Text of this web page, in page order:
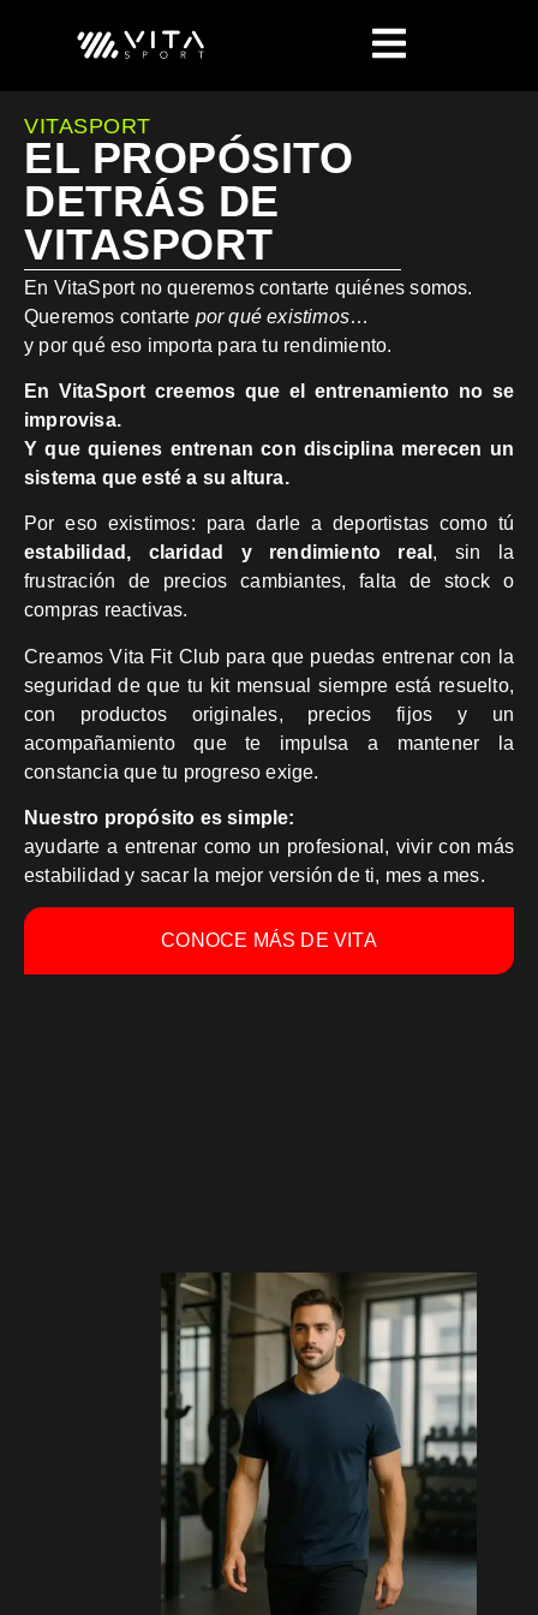
VITASPORT
EL PROPÓSITO
DETRÁS DE
VITASPORT
En VitaSport no queremos contarte quiénes somos.
Queremos contarte por qué existimos…
y por qué eso importa para tu rendimiento.
En VitaSport creemos que el entrenamiento no se
improvisa.
Y que quienes entrenan con disciplina merecen un
sistema que esté a su altura.
Por eso existimos: para darle a deportistas como tú
estabilidad, claridad y rendimiento real , sin la
frustración de precios cambiantes, falta de stock o
compras reactivas.
Creamos Vita Fit Club para que puedas entrenar con la
seguridad de que tu kit mensual siempre está resuelto,
con productos originales, precios fijos y un
acompañamiento que te impulsa a mantener la
constancia que tu progreso exige.
Nuestro propósito es simple:
ayudarte a entrenar como un profesional, vivir con más
estabilidad y sacar la mejor versión de ti, mes a mes.
CONOCE MÁS DE VITA